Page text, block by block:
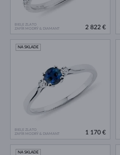
BIELE ZLATO
ZAFÍR MODRÝ & DIAMANT
2 822 €
BIELE ZLATO
ZAFÍR MODRÝ & DIAMANT
NA SKLADE
1 170 €
NA SKLADE